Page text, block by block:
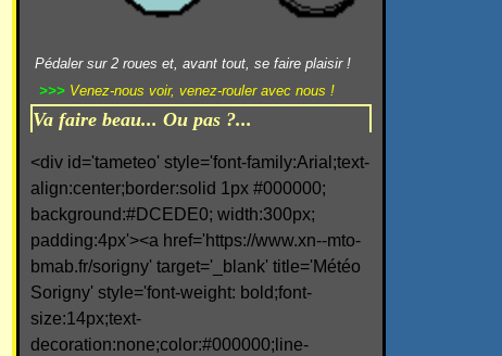
Pédaler sur 2 roues et, avant tout, se faire plaisir !
>>> Venez-nous voir, venez-rouler avec nous !
Va faire beau... Ou pas ?...
<div id='tameteo' style='font-family:Arial;text-
align:center;border:solid 1px #000000;
background:#DCEDE0; width:300px;
padding:4px'><a href='https://www.xn--mto-
bmab.fr/sorigny' target='_blank' title='Météo
Sorigny' style='font-weight: bold;font-
size:14px;text-
decoration:none;color:#000000;line-